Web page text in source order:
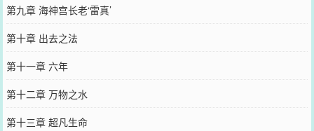
第九章 海神宫长老‘雷真’
第十章 出去之法
第十一章 六年
第十二章 万物之水
第十三章 超凡生命